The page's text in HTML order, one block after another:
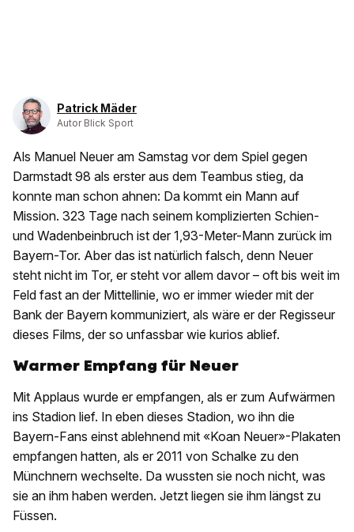
Patrick Mäder
Autor Blick Sport
Als Manuel Neuer am Samstag vor dem Spiel gegen
Darmstadt 98 als erster aus dem Teambus stieg, da
konnte man schon ahnen: Da kommt ein Mann auf
Mission. 323 Tage nach seinem komplizierten Schien-
und Wadenbeinbruch ist der 1,93-Meter-Mann zurück im
Bayern-Tor. Aber das ist natürlich falsch, denn Neuer
steht nicht im Tor, er steht vor allem davor – oft bis weit im
Feld fast an der Mittellinie, wo er immer wieder mit der
Bank der Bayern kommuniziert, als wäre er der Regisseur
dieses Films, der so unfassbar wie kurios ablief.
Warmer Empfang für Neuer
Mit Applaus wurde er empfangen, als er zum Aufwärmen
ins Stadion lief. In eben dieses Stadion, wo ihn die
Bayern-Fans einst ablehnend mit «Koan Neuer»-Plakaten
empfangen hatten, als er 2011 von Schalke zu den
Münchnern wechselte. Da wussten sie noch nicht, was
sie an ihm haben werden. Jetzt liegen sie ihm längst zu
Füssen.